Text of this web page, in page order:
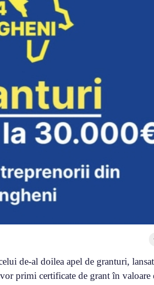
de-al doilea apel de granturi,
primi certificate de grant în valoare